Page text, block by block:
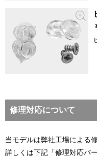
修理対応について
当モデルは弊社工場による
詳しくは下記「修理対応パ